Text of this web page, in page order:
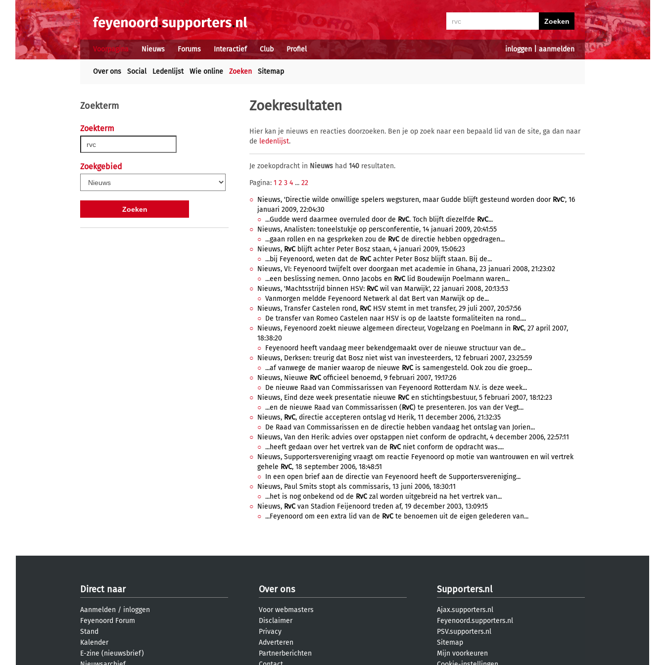
inloggen aanmelden
Voorpagina Nieuws Forums Interactief Club Profiel
Over ons Social Ledenlijst Wie online Zoeken Sitemap
Zoekterm
Zoekterm
Zoekgebied
Zoekresultaten
Hier kan je nieuws en reacties doorzoeken. Ben je op zoek naar een bepaald lid van de site, ga dan naar
de ledenlijst.
Je zoekopdracht in Nieuws had 140 resultaten.
Pagina: 1 2 3 4 ... 22
Nieuws, 'Directie wilde onwillige spelers wegsturen, maar Gudde blijft gesteund worden door RvC', 16
januari 2009, 22:04:30
...Gudde werd daarmee overruled door de RvC. Toch blijft diezelfde RvC...
Nieuws, Analisten: toneelstukje op persconferentie, 14 januari 2009, 20:41:55
...gaan rollen en na gesprkeken zou de RvC de directie hebben opgedragen...
Nieuws, RvC blijft achter Peter Bosz staan, 4 januari 2009, 15:06:23
...bij Feyenoord, weten dat de RvC achter Peter Bosz blijft staan. Bij de...
Nieuws, VI: Feyenoord twijfelt over doorgaan met academie in Ghana, 23 januari 2008, 21:23:02
...een beslissing nemen. Onno Jacobs en RvC lid Boudewijn Poelmann waren...
Nieuws, 'Machtsstrijd binnen HSV: RvC wil van Marwijk', 22 januari 2008, 20:13:53
Vanmorgen meldde Feyenoord Netwerk al dat Bert van Marwijk op de...
Nieuws, Transfer Castelen rond, RvC HSV stemt in met transfer, 29 juli 2007, 20:57:56
De transfer van Romeo Castelen naar HSV is op de laatste formaliteiten na rond....
Nieuws, Feyenoord zoekt nieuwe algemeen directeur, Vogelzang en Poelmann in RvC, 27 april 2007,
18:38:20
Feyenoord heeft vandaag meer bekendgemaakt over de nieuwe structuur van de...
Nieuws, Derksen: treurig dat Bosz niet wist van investeerders, 12 februari 2007, 23:25:59
...af vanwege de manier waarop de nieuwe RvC is samengesteld. Ook zou die groep...
Nieuws, Nieuwe RvC officieel benoemd, 9 februari 2007, 19:17:26
De nieuwe Raad van Commissarissen van Feyenoord Rotterdam N.V. is deze week...
Nieuws, Eind deze week presentatie nieuwe RvC en stichtingsbestuur, 5 februari 2007, 18:12:23
...en de nieuwe Raad van Commissarissen (RvC) te presenteren. Jos van der Vegt...
Nieuws, RvC, directie accepteren ontslag vd Herik, 11 december 2006, 21:32:35
De Raad van Commissarissen en de directie hebben vandaag het ontslag van Jorien...
Nieuws, Van den Herik: advies over opstappen niet conform de opdracht, 4 december 2006, 22:57:11
...heeft gedaan over het vertrek van de RvC niet conform de opdracht was....
Nieuws, Supportersvereniging vraagt om reactie Feyenoord op motie van wantrouwen en wil vertrek
gehele RvC, 18 september 2006, 18:48:51
In een open brief aan de directie van Feyenoord heeft de Supportersvereniging...
Nieuws, Paul Smits stopt als commissaris, 13 juni 2006, 18:30:11
...het is nog onbekend od de RvC zal worden uitgebreid na het vertrek van...
Nieuws, RvC van Stadion Feijenoord treden af, 19 december 2003, 13:09:15
...Feyenoord om een extra lid van de RvC te benoemen uit de eigen gelederen van...
Direct naar
Aanmelden / inloggen
Feyenoord Forum
Stand
Kalender
E-zine (nieuwsbrief)
Over ons
Voor webmasters
Disclaimer
Privacy
Adverteren
Partnerberichten
Supporters.nl
Ajax.supporters.nl
Feyenoord.supporters.nl
PSV.supporters.nl
Sitemap
Mijn voorkeuren